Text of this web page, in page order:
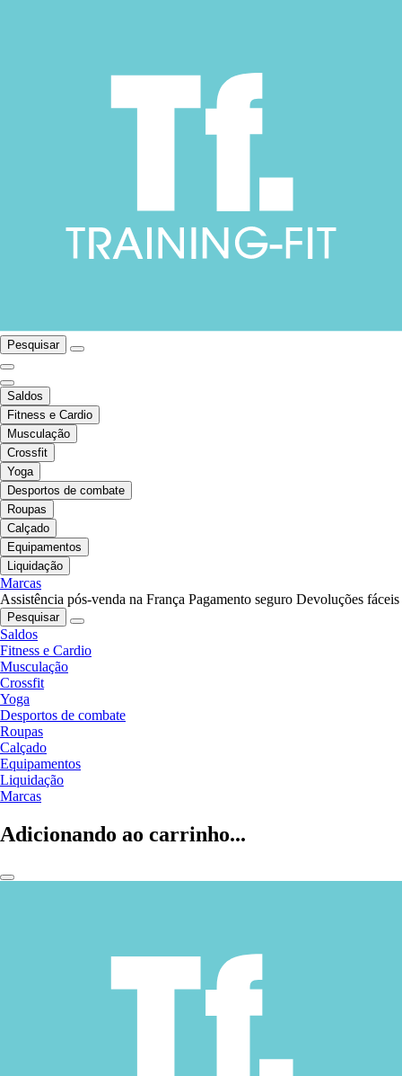
Pesquisar
Saldos
Fitness e Cardio
Musculação
Crossfit
Yoga
Desportos de combate
Roupas
Calçado
Equipamentos
Liquidação
Marcas
Assistência pós-venda na França Pagamento seguro Devoluções fáceis
Pesquisar
Saldos
Fitness e Cardio
Musculação
Crossfit
Yoga
Desportos de combate
Roupas
Calçado
Equipamentos
Liquidação
Marcas
Adicionando ao carrinho...